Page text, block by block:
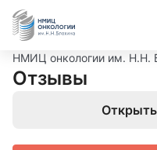
НМИЦ онкологии им. Н.Н.
Отзывы